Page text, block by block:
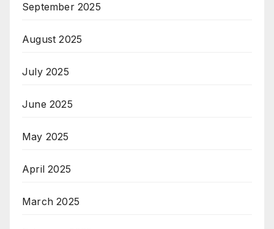
September 2025
August 2025
July 2025
June 2025
May 2025
April 2025
March 2025